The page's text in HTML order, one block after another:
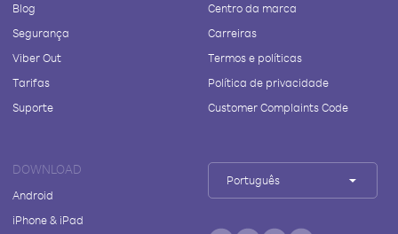
Blog
Segurança
Viber Out
Tarifas
Suporte
Centro da marca
Carreiras
Termos e políticas
Política de privacidade
Customer Complaints Code
DOWNLOAD
Android
iPhone & iPad
Português